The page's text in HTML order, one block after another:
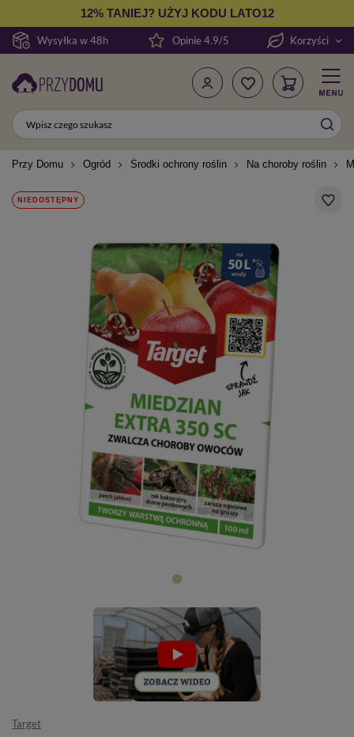
Wysyłka w 48h
12% TANIEJ? UŻYJ KODU LATO12
Opinie 4.9/5 Korzyści
Przy Domu Ogród Środki ochrony roślin Na choroby roślin
NIEDOSTĘPNY
Target